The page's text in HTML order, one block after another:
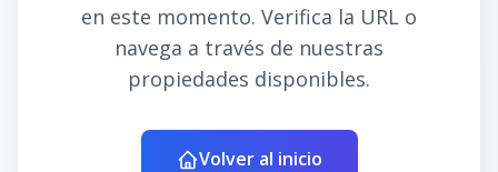
en este momento. Verifica la URL o
navega a través de nuestras
propiedades disponibles.
Volver al inicio